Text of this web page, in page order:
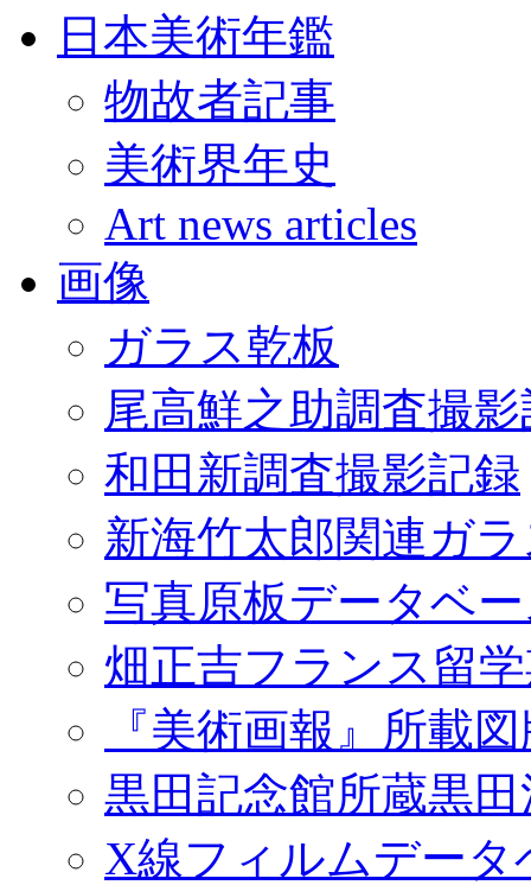
日本美術年鑑
物故者記事
美術界年史
Art news articles
画像
ガラス乾板
尾高鮮之助調査撮
和田新調査撮影記録
新海竹太郎関連ガ
写真原板データベ
畑正吉フランス留
『美術画報』所載
黒田記念館所蔵黒
X線フィルムデータ